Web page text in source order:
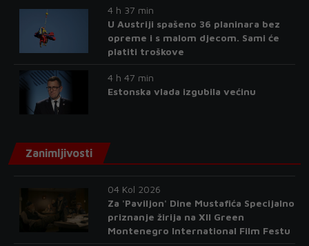
4 h 37 min
U Austriji spašeno 36 planinara bez
opreme i s malom djecom. Sami će
platiti troškove
4 h 47 min
Estonska vlada izgubila većinu
Zanimljivosti
04 Kol 2026
Za 'Paviljon' Dine Mustafića Specijalno
priznanje žirija na XII Green
Montenegro International Film Festu